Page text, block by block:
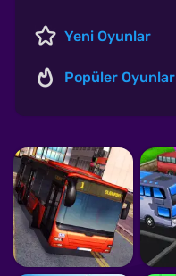
Yeni Oyunlar
Popüler Oyunlar